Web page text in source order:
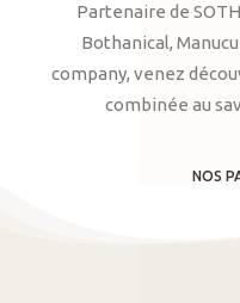
Partenaire de
Bothanical,
company, venez
combinée au
NOS